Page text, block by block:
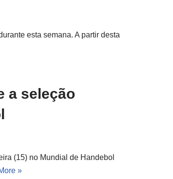
esta semana. A partir desta
a seleção
(15) no Mundial de Handebol
»